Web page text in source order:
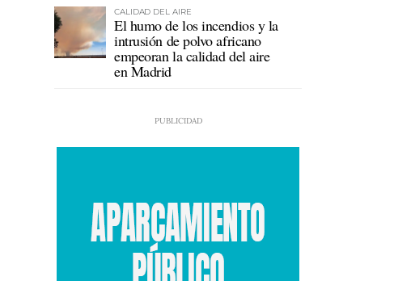
CALIDAD DEL AIRE
El humo de los incendios y la
intrusión de polvo africano
empeoran la calidad del aire
en Madrid